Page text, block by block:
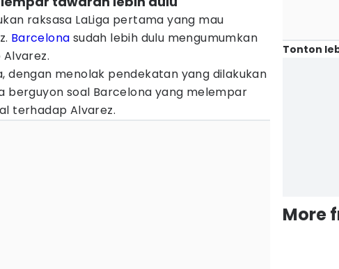
raksasa LaLiga pertama yang mau
Barcelona sudah lebih dulu mengumumkan
dengan menolak pendekatan yang dilakukan
berguyon soal Barcelona yang melempar
terhadap Alvarez.
Tonton
More